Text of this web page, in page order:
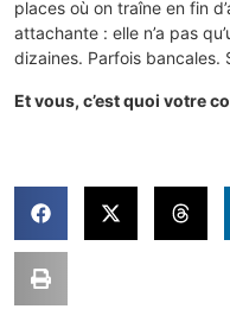
places où on traîne en fin
attachante : elle n’a pas
dizaines. Parfois bancales.
Et vous, c’est quoi votre